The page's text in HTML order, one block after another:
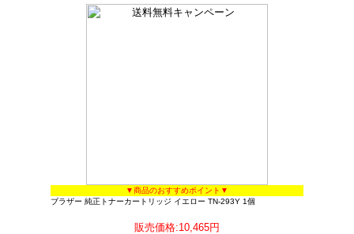
▼商品のおすすめポイント▼
ブラザー 純正トナーカートリッジ イエロー TN-293Y 1個
販売価格:10,465円